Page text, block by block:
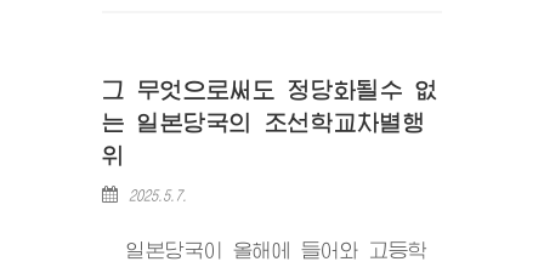
그 무엇으로써도 정당화될수 없
는 일본당국의 조선학교차별행
위
2025.5.7.
일본당국이 올해에 들어와 고등학